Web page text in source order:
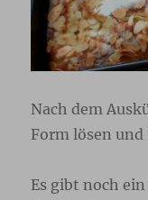
Nach dem
Form lösen und
Es gibt noch